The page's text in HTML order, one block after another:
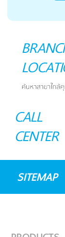
CALL
CENTER
SITEMAP